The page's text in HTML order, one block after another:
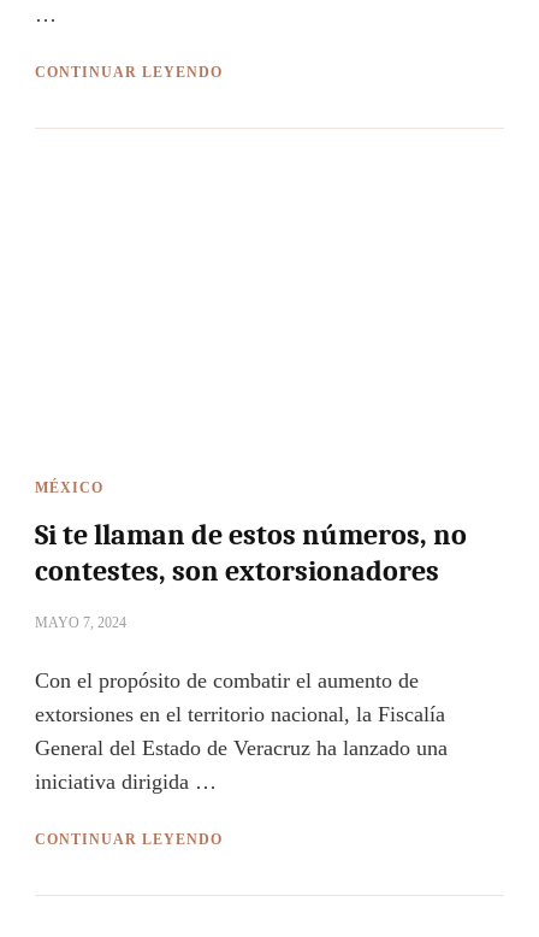
…
CONTINUAR LEYENDO
MÉXICO
Si te llaman de estos números, no
contestes, son extorsionadores
MAYO 7, 2024
Con el propósito de combatir el aumento de
extorsiones en el territorio nacional, la Fiscalía
General del Estado de Veracruz ha lanzado una
iniciativa dirigida …
CONTINUAR LEYENDO